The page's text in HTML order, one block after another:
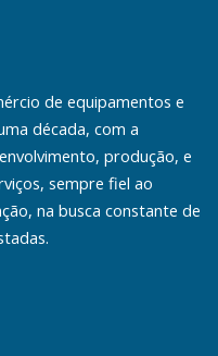
de equipamentos e
década, com a
produção, e
sempre fiel ao
na busca constante de